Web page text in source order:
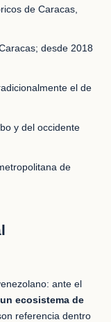
de Caracas,
desde 2018
el de
y del occidente
de
ante el
un ecosistema de
referencia dentro